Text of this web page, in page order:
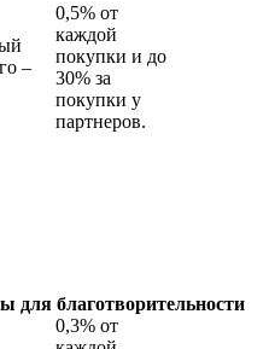
–
0,5% от
каждой
покупки и до
30% за
покупки у
партнеров.
для благотворительности
0,3% от